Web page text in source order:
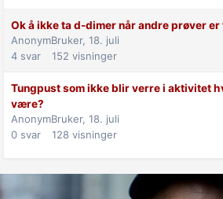
Ok å ikke ta d-dimer når andre prøver er
AnonymBruker, 18. juli
4 svar 152 visninger
Tungpust som ikke blir verre i aktivitet
være?
AnonymBruker, 18. juli
0 svar 128 visninger